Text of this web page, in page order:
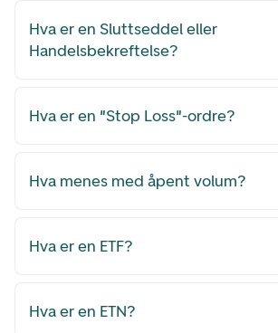
Hva er en Sluttseddel eller
Handelsbekreftelse?
Hva er en "Stop Loss"-ordre?
Hva menes med åpent volum?
Hva er en ETF?
Hva er en ETN?